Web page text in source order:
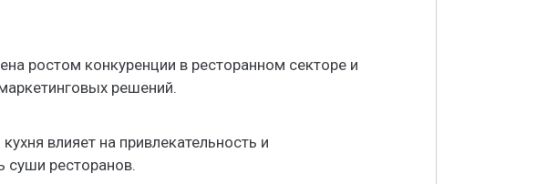
ростом конкуренции в ресторанном секторе и
решений.
влияет на привлекательность и
суши ресторанов.